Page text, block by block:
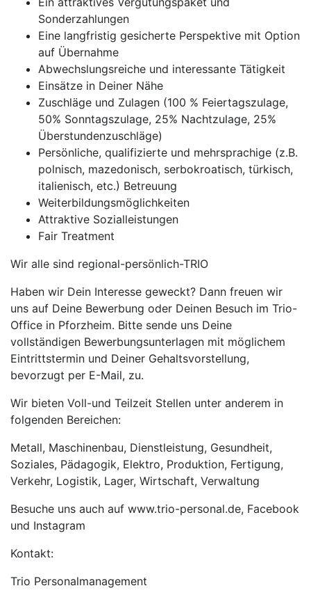
Sonderzahlungen
Eine langfristig gesicherte Perspektive mit Option
auf Übernahme
Abwechslungsreiche und interessante Tätigkeit
Einsätze in Deiner Nähe
Zuschläge und Zulagen (100 % Feiertagszulage,
50% Sonntagszulage, 25% Nachtzulage, 25%
Überstundenzuschläge)
Persönliche, qualifizierte und mehrsprachige (z.B.
polnisch, mazedonisch, serbokroatisch, türkisch,
italienisch, etc.) Betreuung
Weiterbildungsmöglichkeiten
Attraktive Sozialleistungen
Fair Treatment
Wir alle sind regional-persönlich-TRIO
Haben wir Dein Interesse geweckt? Dann freuen wir
uns auf Deine Bewerbung oder Deinen Besuch im Trio-
Office in Pforzheim. Bitte sende uns Deine
vollständigen Bewerbungsunterlagen mit möglichem
Eintrittstermin und Deiner Gehaltsvorstellung,
bevorzugt per E-Mail, zu.
Wir bieten Voll-und Teilzeit Stellen unter anderem in
folgenden Bereichen:
Metall, Maschinenbau, Dienstleistung, Gesundheit,
Soziales, Pädagogik, Elektro, Produktion, Fertigung,
Verkehr, Logistik, Lager, Wirtschaft, Verwaltung
Besuche uns auch auf www.trio-personal.de, Facebook
und Instagram
Kontakt:
Trio Personalmanagement